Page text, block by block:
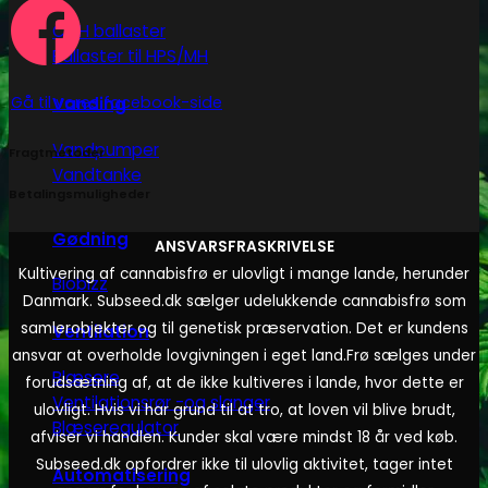
CMH ballaster
Ballaster til HPS/MH
Vanding
Vandpumper
Vandtanke
Gødning
Biobizz
Ventilation
Blæsere
Ventilationsrør -og slanger
Blæseregulator
Automatisering
Gå til vores facebook-side
Fragtmetoder
ANSVARSFRASKRIVELSE
Kultivering af cannabisfrø er ulovligt i mange lande, herunder
Danmark. Subseed.dk sælger udelukkende cannabisfrø som
samlerobjekter og til genetisk præservation. Det er kundens
ansvar at overholde lovgivningen i eget land.Frø sælges under
forudsætning af, at de ikke kultiveres i lande, hvor dette er
ulovligt. Hvis vi har grund til at tro, at loven vil blive brudt,
afviser vi handlen. Kunder skal være mindst 18 år ved køb.
Subseed.dk opfordrer ikke til ulovlig aktivitet, tager intet